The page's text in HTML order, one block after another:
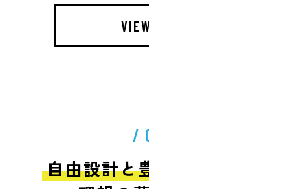
VIEW MORE
/ 02 /
自由設計と豊富なプランで